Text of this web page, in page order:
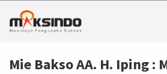
Mie Bakso AA. H. Iping :